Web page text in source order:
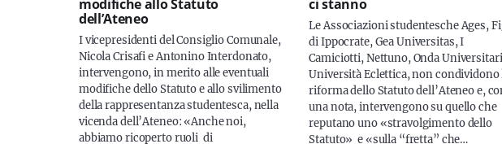
modifiche allo Statuto
dell’Ateneo
I vicepresidenti del Consiglio Comunale,
Nicola Crisafi e Antonino Interdonato,
intervengono, in merito alle eventuali
modifiche dello Statuto e allo svilimento
della rappresentanza studentesca, nella
vicenda dell’Ateneo: «Anche noi,
abbiamo ricoperto ruoli di
ci stanno
Le Associazioni studentesche Ages,
di Ippocrate, Gea Universitas, I
Camiciotti, Nettuno, Onda
Università Eclettica, non condividono
riforma dello Statuto dell’Ateneo e,
una nota, intervengono su quello che
reputano uno «stravolgimento dello
Statuto» e «sulla “fretta” che…